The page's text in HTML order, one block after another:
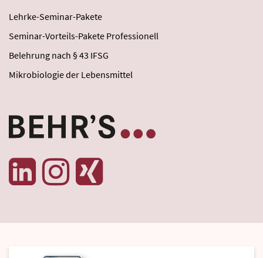
Lehrke-Seminar-Pakete
Seminar-Vorteils-Pakete Professionell
Belehrung nach § 43 IFSG
Mikrobiologie der Lebensmittel